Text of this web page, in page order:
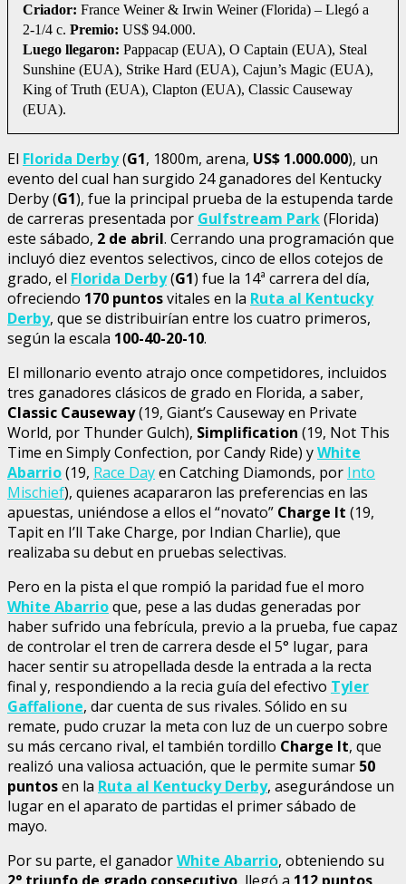
Criador: France Weiner & Irwin Weiner (Florida) – Llegó a
2-1/4 c. Premio: US$ 94.000.
Luego llegaron: Pappacap (EUA), O Captain (EUA), Steal
Sunshine (EUA), Strike Hard (EUA), Cajun’s Magic (EUA),
King of Truth (EUA), Clapton (EUA), Classic Causeway
(EUA).
El Florida Derby(G1, 1800m, arena, US$ 1.000.000), un
evento del cual han surgido 24 ganadores del Kentucky
Derby (G1), fue la principal prueba de la estupenda tarde
de carreras presentada por Gulfstream Park(Florida)
este sábado, 2 de abril. Cerrando una programación que
incluyó diez eventos selectivos, cinco de ellos cotejos de
grado, el Florida Derby(G1) fue la 14ª carrera del día,
ofreciendo 170 puntosvitales en la Ruta al Kentucky
Derby, que se distribuirían entre los cuatro primeros,
según la escala 100-40-20-10.
El millonario evento atrajo once competidores, incluidos
tres ganadores clásicos de grado en Florida, a saber,
Classic Causeway(19, Giant’s Causeway en Private
World, por Thunder Gulch), Simplification (19, Not This
Time en Simply Confection, por Candy Ride) yWhite
Abarrio(19, Race Dayen Catching Diamonds, por Into
Mischief), quienes acapararon las preferencias en las
apuestas, uniéndose a ellos el “novato” Charge It (19,
Tapit en I’ll Take Charge, por Indian Charlie), que
realizaba su debut en pruebas selectivas.
Pero en la pista el que rompió la paridad fue el moro
White Abarrioque, pese a las dudas generadas por
haber sufrido una febrícula, previo a la prueba, fue capaz
de controlar el tren de carrera desde el 5° lugar, para
hacer sentir su atropellada desde la entrada a la recta
final y, respondiendo a la recia guía del efectivo Tyler
Gaffalione, dar cuenta de sus rivales. Sólido en su
remate, pudo cruzar la meta con luz de un cuerpo sobre
su más cercano rival, el también tordillo Charge It, que
realizó una valiosa actuación, que le permite sumar 50
puntosen la Ruta al Kentucky Derby, asegurándose un
lugar en el aparato de partidas el primer sábado de
mayo.
Por su parte, el ganadorWhite Abarrio, obteniendo su